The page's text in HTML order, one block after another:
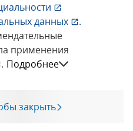
расчета
помощью «1С-
данных
.
применения
. Подробнее
закрыть
мне